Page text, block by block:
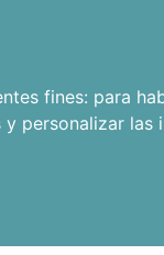
fines: para
personalizar las